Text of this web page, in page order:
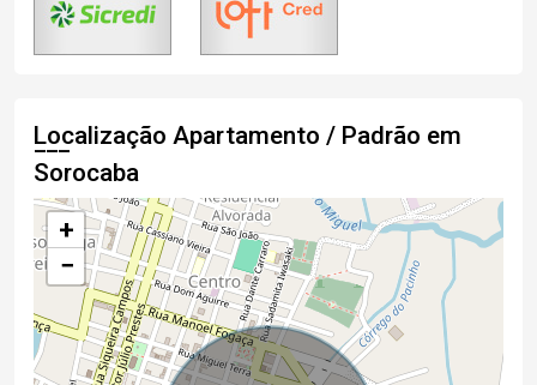
Localização Apartamento / Padrão em
Sorocaba
+
−